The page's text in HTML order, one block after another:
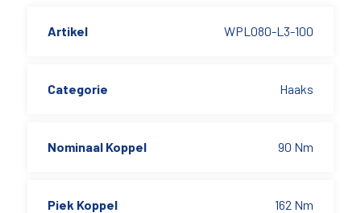
Artikel WPL080-L3-100
Categorie Haaks
Nominaal Koppel 90 Nm
Piek Koppel 162 Nm